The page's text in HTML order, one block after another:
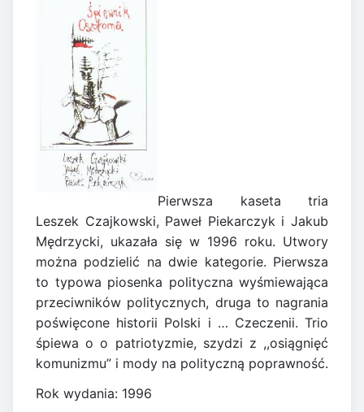
Pierwsza kaseta tria
Leszek Czajkowski, Paweł Piekarczyk i Jakub
Mędrzycki, ukazała się w 1996 roku. Utwory
można podzielić na dwie kategorie. Pierwsza
to typowa piosenka polityczna wyśmiewająca
przeciwników politycznych, druga to nagrania
poświęcone historii Polski i … Czeczenii. Trio
śpiewa o o patriotyzmie, szydzi z ,,osiągnięć
komunizmu” i mody na polityczną poprawność.
Rok wydania: 1996